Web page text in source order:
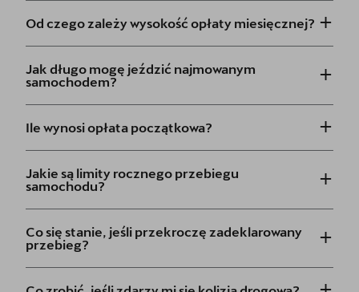
Od czego zależy wysokość opłaty miesięcznej? +
Jak długo mogę jeździć najmowanym
samochodem?
+
Ile wynosi opłata początkowa? +
Jakie są limity rocznego przebiegu
samochodu?
+
Co się stanie, jeśli przekroczę zadeklarowany
przebieg?
+